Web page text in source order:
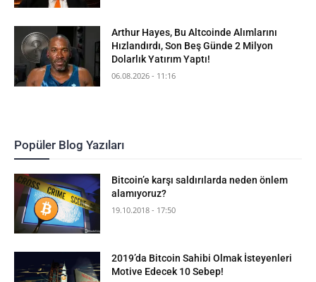
Arthur Hayes, Bu Altcoinde Alımlarını
Hızlandırdı, Son Beş Günde 2 Milyon
Dolarlık Yatırım Yaptı!
06.08.2026 - 11:16
Popüler Blog Yazıları
Bitcoin’e karşı saldırılarda neden önlem
alamıyoruz?
19.10.2018 - 17:50
2019’da Bitcoin Sahibi Olmak İsteyenleri
Motive Edecek 10 Sebep!